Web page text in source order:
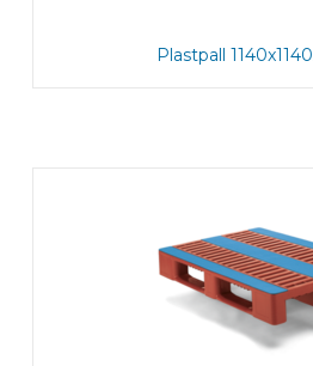
Plastpall